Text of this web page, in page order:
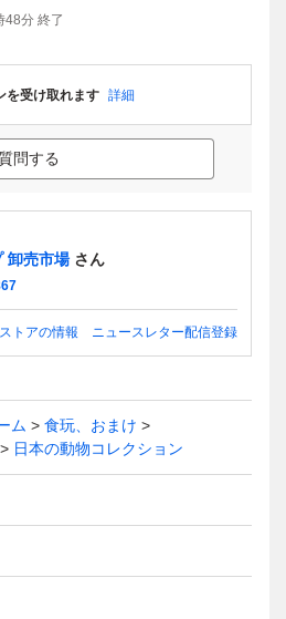
48分 終了
を受け取れます 詳細
問する
卸売市場 さん
ストアの情報 ニュースレター配信登録
ム
食玩、おまけ
日本の動物コレクション